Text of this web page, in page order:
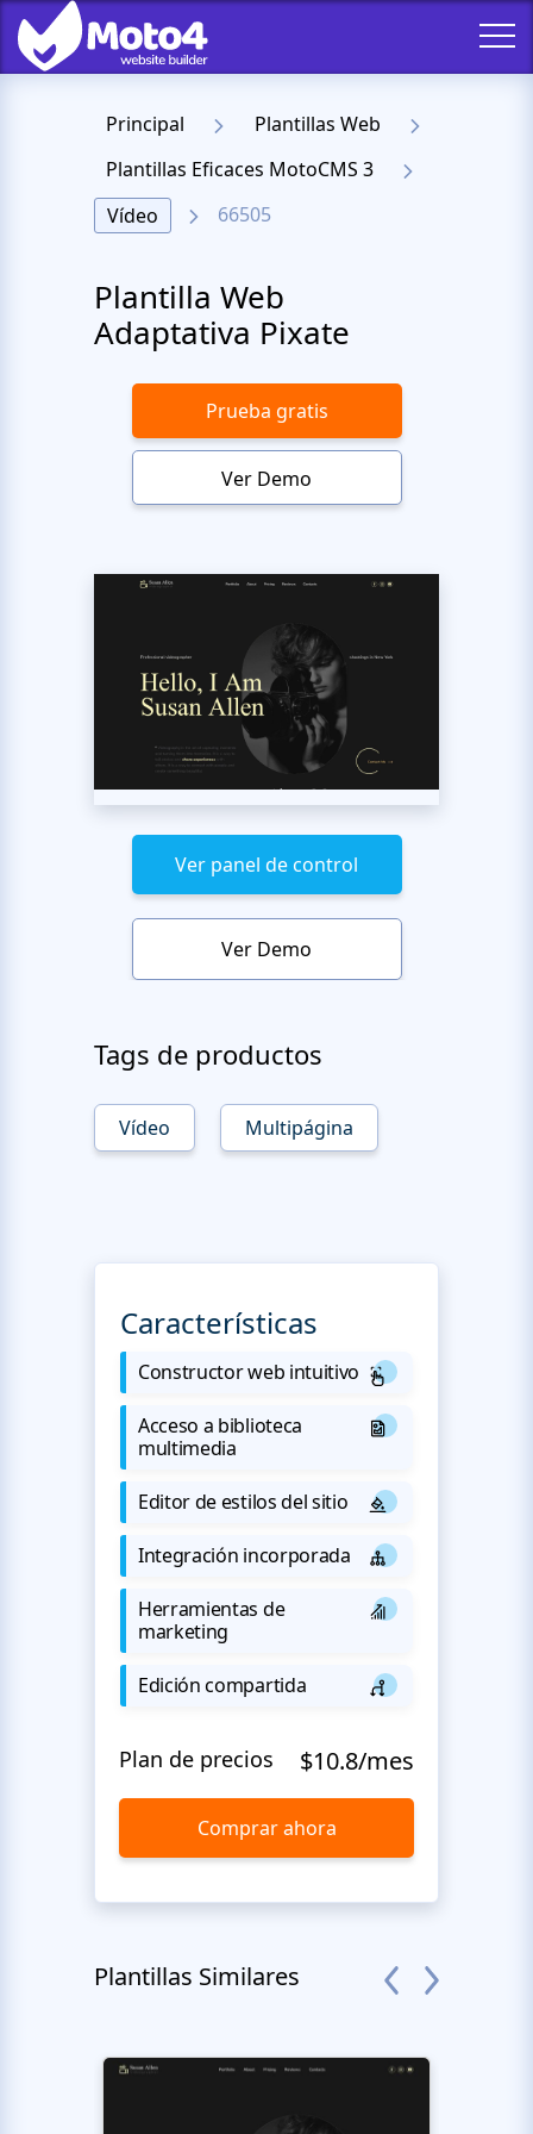
Principal
Plantillas Web
Plantillas Eficaces MotoCMS 3
Vídeo
66505
Plantilla Web
Adaptativa Pixate
Prueba gratis
Ver Demo
Ver panel de control
Ver Demo
Tags de productos
Vídeo Multipágina
Características
Constructor web intuitivo
Acceso a biblioteca
multimedia
Editor de estilos del sitio
Integración incorporada
Herramientas de
marketing
Edición compartida
Plan de precios $10.8/mes
Comprar ahora
Plantillas Similares